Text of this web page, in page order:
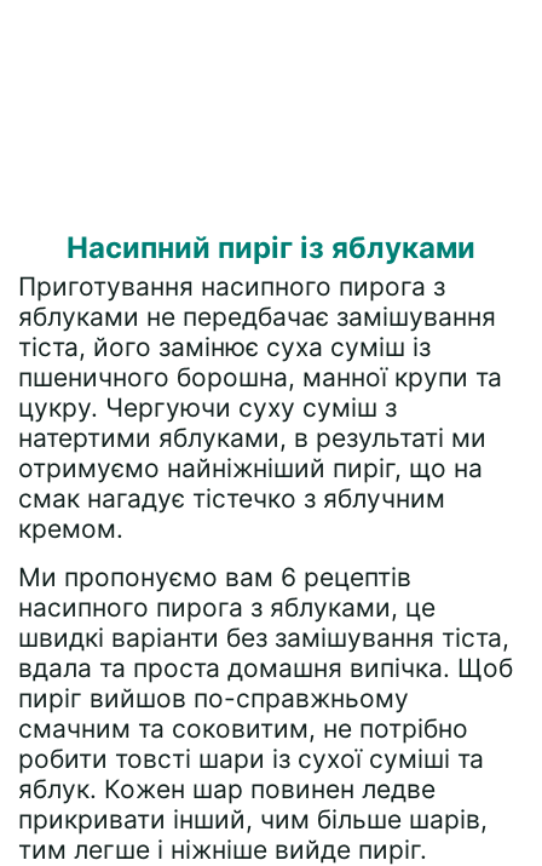
Насипний пиріг із яблуками
Приготування насипного пирога з
яблуками не передбачає замішування
тіста, його замінює суха суміш із
пшеничного борошна, манної крупи та
цукру. Чергуючи суху суміш з
натертими яблуками, в результаті ми
отримуємо найніжніший пиріг, що на
смак нагадує тістечко з яблучним
кремом.
Ми пропонуємо вам 6 рецептів
насипного пирога з яблуками, це
швидкі варіанти без замішування тіста,
вдала та проста домашня випічка. Щоб
пиріг вийшов по-справжньому
смачним та соковитим, не потрібно
робити товсті шари із сухої суміші та
яблук. Кожен шар повинен ледве
прикривати інший, чим більше шарів,
тим легше і ніжніше вийде пиріг.